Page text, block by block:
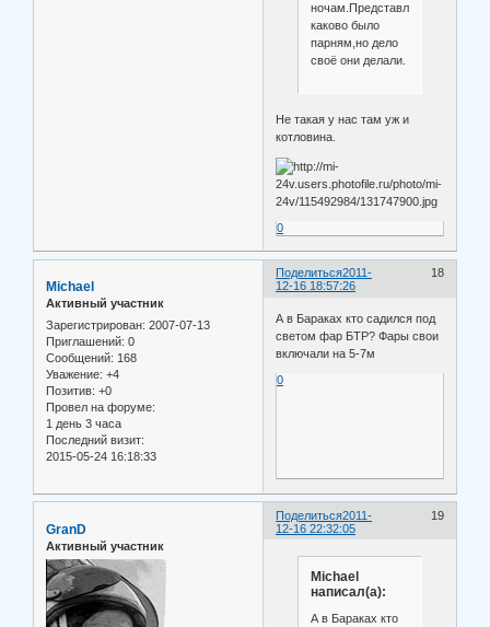
ночам.Представляю
каково было
парням,но дело
своё они делали.
Не такая у нас там уж и
котловина.
0
Поделиться 18
2011-
12-16 18:57:26
Michael
Активный участник
Зарегистрирован: 2007-07-13
Приглашений: 0
Сообщений: 168
Уважение: +4
Позитив: +0
Провел на форуме:
1 день 3 часа
Последний визит:
2015-05-24 16:18:33
А в Бараках кто садился под
светом фар БТР? Фары свои
включали на 5-7м
0
Поделиться 19
2011-
12-16 22:32:05
GranD
Активный участник
Michael
написал(а):
А в Бараках кто